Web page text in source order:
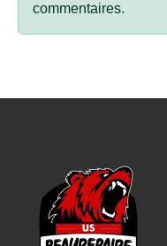
commentaires.